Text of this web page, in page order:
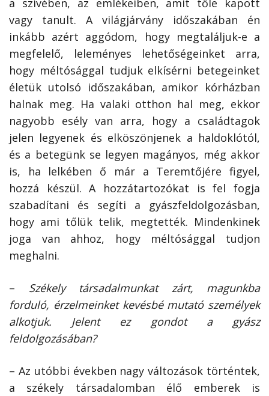
a szívében, az emlékeiben, amit tőle kapott
vagy tanult. A világjárvány időszakában én
inkább azért aggódom, hogy megtaláljuk-e a
megfelelő, leleményes lehetőségeinket arra,
hogy méltósággal tudjuk elkísérni betegeinket
életük utolsó időszakában, amikor kórházban
halnak meg. Ha valaki otthon hal meg, ekkor
nagyobb esély van arra, hogy a családtagok
jelen legyenek és elköszönjenek a haldoklótól,
és a betegünk se legyen magányos, még akkor
is, ha lelkében ő már a Teremtőjére figyel,
hozzá készül. A hozzátartozókat is fel fogja
szabadítani és segíti a gyászfeldolgozásban,
hogy ami tőlük telik, megtették. Mindenkinek
joga van ahhoz, hogy méltósággal tudjon
meghalni.
– Székely társadalmunkat zárt, magunkba
forduló, érzelmeinket kevésbé mutató személyek
alkotjuk. Jelent ez gondot a gyász
feldolgozásában?
– Az utóbbi években nagy változások történtek,
a székely társadalomban élő emberek is